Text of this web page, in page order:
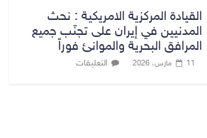
القيادة المركزية الامريكية : نحث
المدنيين في إيران على تجنّب جميع
المرافق البحرية والموانئ فوراً
11 مارس، 2026 التعليقات